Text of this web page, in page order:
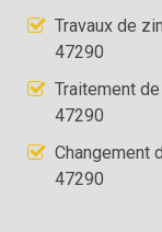
Travaux de
47290
Traitement
47290
Changement
47290